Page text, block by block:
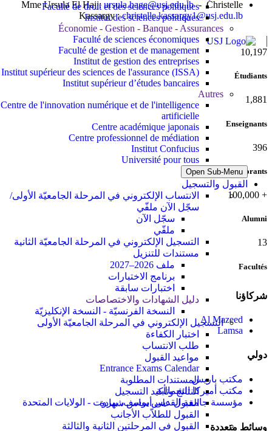
Faculté de droit et des sciences politiques
Institut des sciences politiques
Économie - Gestion - Banque - Assurances
Faculté de sciences économiques
Faculté de gestion et de management
Institut de gestion des entreprises
Institut supérieur des sciences de l'assurance (ISSA)
Institut supérieur d’études bancaires
Autres
Centre de l'innovation numérique et de l'intelligence
artificielle
Centre académique japonais
Centre professionnel de médiation
Institut Confucius
Université pour tous
Open Sub-Menu
القبول والتسجيل
الانتساب الإلكتروني في المرحلة الجامعيّة الأولى/
سجّل الآن ملفّي
سجّل الآن
ملفّي
التسجيل الإلكتروني في المرحلة الجامعيّة الثانية
مستندات للتنزيل
ملف 2026–2027
برنامج الاختبارات
اختبارات سابقة
دليل الشهادات والاختصاصات
النسخة الفرنسيّة - النسخة الإنكليزيّة
التسجيل الإلكتروني في المرحلة الجامعيّة الأولى
اختبار الكفاءة
طلب الانتساب
مواعيد القبول
Entrance Exams Calendar
المستندات المطلوبة
النتائج وتأكيد التسجيل
القبول على أساس شهادة
القبول للطلاّب الأجانب
القبول في المرحلتين الثانية والثالثة
Mme Ursula El Hajj: ursula.hage@usj.edu.lb- Christelle
Kassargy :christelle.kassargy1@usj.edu.lb
11,124
Étudiants
2,052
Enseignants
432
Doctorants
+
100,000
Alumni
13
Facultés
شركاؤنا
Al Mazeed
Lamsa
دولي
مكتب باريس
مكتب أميركا الشمالية
مؤسسة جامعة القديس يوسف، بيروت - الولايات المتحدة
وسائط متعددة